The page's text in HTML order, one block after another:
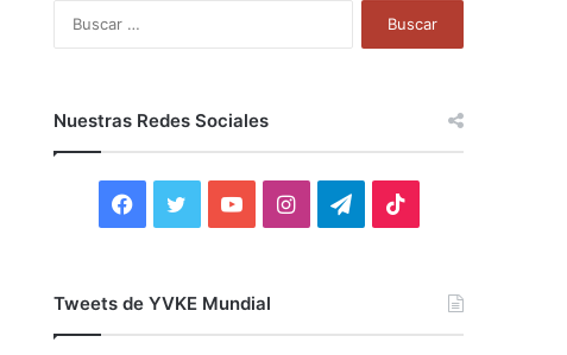
Nuestras Redes Sociales
F
c
i
Y
u
I
T
Tweets de YVKE Mundial